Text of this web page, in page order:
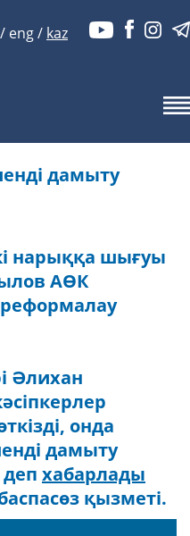
/ eng/ kaz
дамыту
нарыққа шығуы
АӨК
реформалау
Әлихан
онда
дамыту
хабарлады
қызметі.